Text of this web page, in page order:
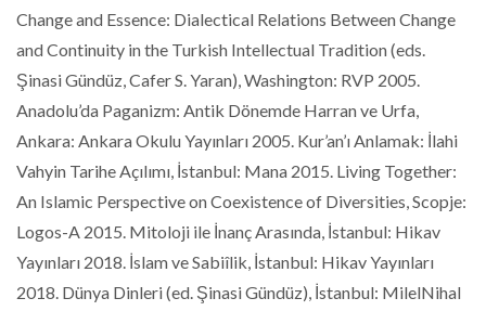
Change and Essence: Dialectical Relations Between Change
and Continuity in the Turkish Intellectual Tradition (eds.
Şinasi Gündüz, Cafer S. Yaran), Washington: RVP 2005.
Anadolu’da Paganizm: Antik Dönemde Harran ve Urfa,
Ankara: Ankara Okulu Yayınları 2005. Kur’an’ı Anlamak: İlahi
Vahyin Tarihe Açılımı, İstanbul: Mana 2015. Living Together:
An Islamic Perspective on Coexistence of Diversities, Scopje:
Logos-A 2015. Mitoloji ile İnanç Arasında, İstanbul: Hikav
Yayınları 2018. İslam ve Sabiîlik, İstanbul: Hikav Yayınları
2018. Dünya Dinleri (ed. Şinasi Gündüz), İstanbul: MilelNihal